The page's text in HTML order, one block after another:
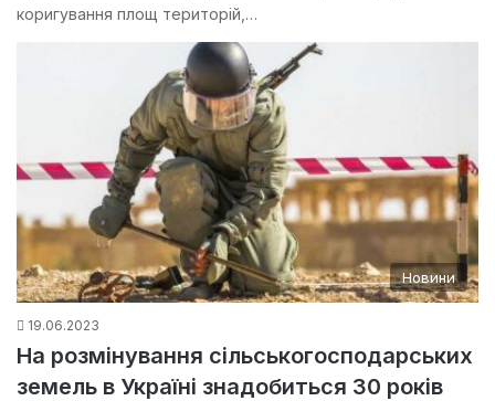
коригування площ територій,…
Новини
19.06.2023
На розмінування сільськогосподарських
земель в Україні знадобиться 30 років